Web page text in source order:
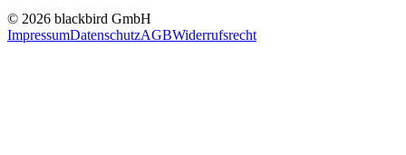
© 2026 blackbird GmbH
ImpressumDatenschutzAGBWiderrufsrecht